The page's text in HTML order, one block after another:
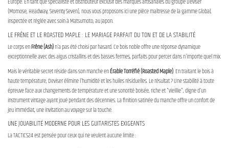
Europe. En tant que spécialiste et distributeur exclusif des marques artisanales du groupe Deviser
(Momose, Headway, Seventy Seven), nous vous proposons ici une pièce maîtresse de la gamme Global,
inspectée et réglée avec soin à Matsumoto, au Japon.
LE FRÊNE ET LE ROASTED MAPLE : LE MARIAGE PARFAIT DU TON ET DE LA STABILITÉ
Le corps enFrêne (Ash)n'a pas été choisi par hasard. Ce bois noble offre une réponse dynamique
exceptionnelle avec des aigus cristallins et des basses fermes, parfaits pour percer dans n'importe quel mix.
Mais le véritable secret réside dans son manche enÉrable Torréfié (Roasted Maple). En traitant le bois à
haute température, Deviser élimine l'humidité et les huiles résiduelles. Le résultat ? Une stabilité à toute
épreuve face aux changements de température et une sonorité boisée, riche et "vieillie", digne d'un
instrument vintage ayant joué pendant des décennies. La finition satinée du manche offre un confort de
jeu immédiat, une invitation au voyage sur la touche.
UNE JOUABILITÉ MODERNE POUR LES GUITARISTES EXIGEANTS
La TACTICS24 est pensée pour ceux qui ne veulent aucune limite :